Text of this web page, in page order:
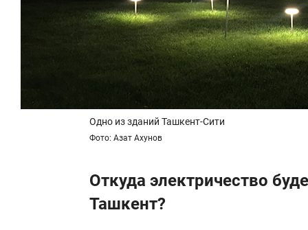
Одно из зданий Ташкент-Сити
Фото: Азат Ахунов
Откуда электричество
Ташкент?